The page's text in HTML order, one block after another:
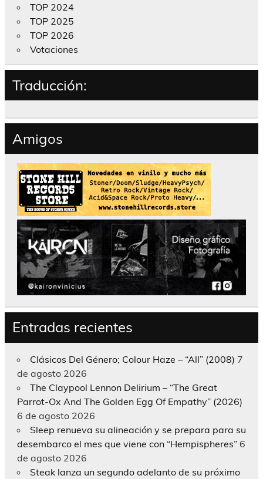
TOP 2024
TOP 2025
TOP 2026
Votaciones
Traducción:
Amigos
Entradas recientes
Clásicos Del Género; Colour Haze – “All” (2008) 7
de agosto 2026
The Claypool Lennon Delirium – “The Great
Parrot-Ox And The Golden Egg Of Empathy” (2026)
6 de agosto 2026
Sleep renueva su alineación y se prepara para su
desembarco el mes que viene con “Hempispheres” 6
de agosto 2026
Steak lanza un segundo adelanto de su próximo